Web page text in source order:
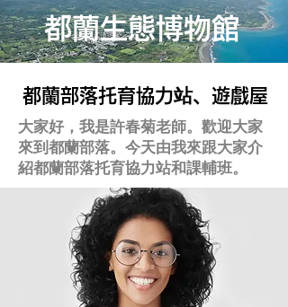
都蘭生態博物館
都蘭部落托育協力站、遊戲屋
大家好，我是許春菊老師。歡迎大家
來到都蘭部落。今天由我來跟大家介
紹都蘭部落托育協力站和課輔班。